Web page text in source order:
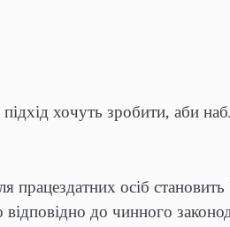
хочуть зробити, аби
осіб
до чинного